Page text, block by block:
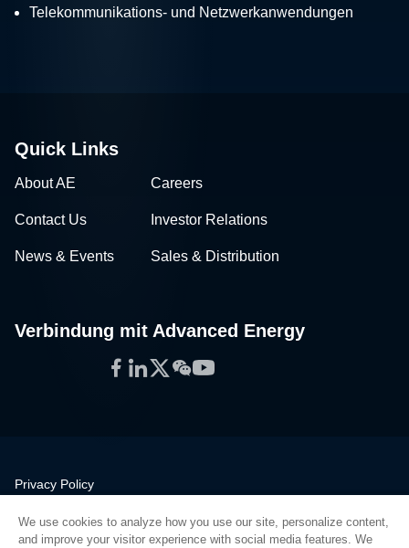
Telekommunikations- und Netzwerkanwendungen
Quick Links
About AE Careers
Contact Us Investor Relations
News & Events Sales & Distribution
Verbindung mit Advanced Energy
Facebook
LinkedIn
Twitter
WeChat
YouTube
Privacy Policy
Quality
We use cookies to analyze how you use our site, personalize content,
and improve your visitor experience with social media features. We